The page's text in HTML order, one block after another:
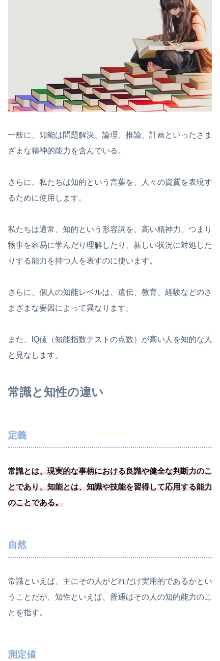
一般に、知能は問題解決、論理、推論、計画といったさま
ざまな精神的能力を含んでいる。
さらに、私たちは知的という言葉を、人々の資質を表現す
るために使用します。
私たちは通常、知的という形容詞を、高い精神力、つまり
物事を容易に学んだり理解したり、新しい状況に対処した
りする能力を持つ人を表すのに使います。
さらに、個人の知能レベルは、遺伝、教育、経験などのさ
まざまな要因によって異なります。
また、IQ値（知能指数テストの点数）が高い人を知的な人
と見なします。
常識と知性の違い
定義
常識とは、現実的な事柄における良識や健全な判断力のこ
とであり、知能とは、知識や技能を習得して応用する能力
のことである。
自然
常識といえば、主にその人がどれだけ実用的であるかとい
うことだが、知性といえば、普通はその人の知的能力のこ
とを指す。
測定値